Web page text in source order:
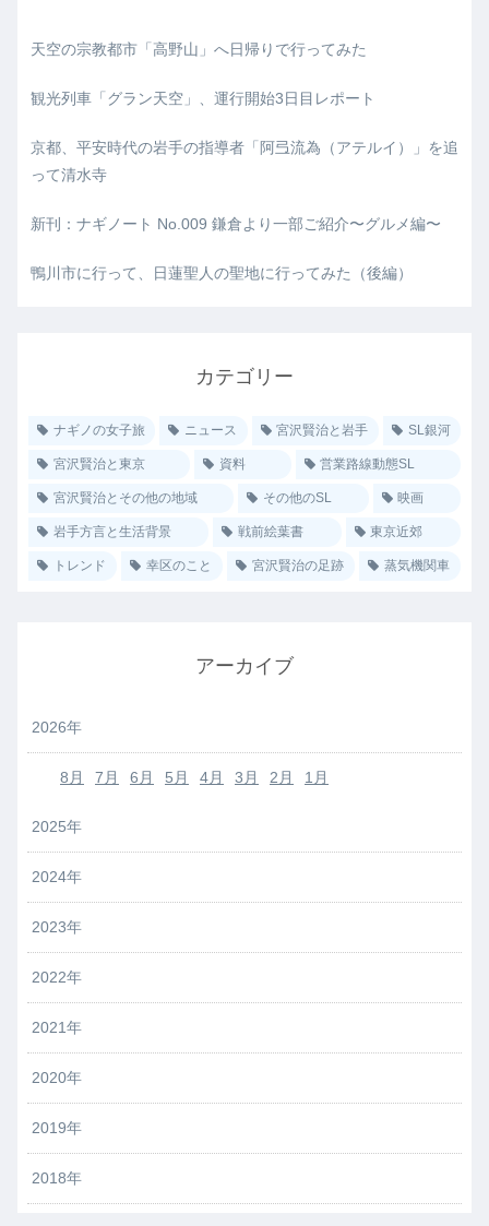
天空の宗教都市「高野山」へ日帰りで行ってみた
観光列車「グラン天空」、運行開始3日目レポート
京都、平安時代の岩手の指導者「阿弖流為（アテルイ）」を追
って清水寺
新刊：ナギノート No.009 鎌倉より一部ご紹介〜グルメ編〜
鴨川市に行って、日蓮聖人の聖地に行ってみた（後編）
カテゴリー
ナギノの女子旅 ニュース 宮沢賢治と岩手 SL銀河
宮沢賢治と東京 資料 営業路線動態SL
宮沢賢治とその他の地域 その他のSL 映画
岩手方言と生活背景 戦前絵葉書 東京近郊
トレンド 幸区のこと 宮沢賢治の足跡 蒸気機関車
アーカイブ
2026年
8月 7月 6月 5月 4月 3月 2月 1月
2025年
2024年
2023年
2022年
2021年
2020年
2019年
2018年